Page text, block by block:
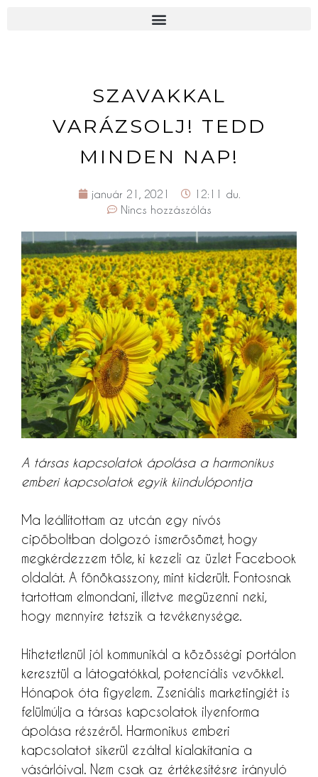
SZAVAKKAL
VARÁZSOLJ! TEDD
MINDEN NAP!
január 21, 2021
12:11 du.
Nincs hozzászólás
A társas kapcsolatok ápolása a harmonikus
emberi kapcsolatok egyik kiindulópontja
Ma leállítottam az utcán egy nívós
cipőboltban dolgozó ismerősömet, hogy
megkérdezzem tőle, ki kezeli az üzlet Facebook
oldalát. A főnökasszony, mint kiderült. Fontosnak
tartottam elmondani, illetve megüzenni neki,
hogy mennyire tetszik a tevékenysége.
Hihetetlenül jól kommunikál a közösségi portálon
keresztül a látogatókkal, potenciális vevőkkel.
Hónapok óta figyelem. Zseniális marketingjét is
felülmúlja a társas kapcsolatok ilyenforma
ápolása részéről. Harmonikus emberi
kapcsolatot sikerül ezáltal kialakítania a
vásárlóival. Nem csak az értékesítésre irányuló